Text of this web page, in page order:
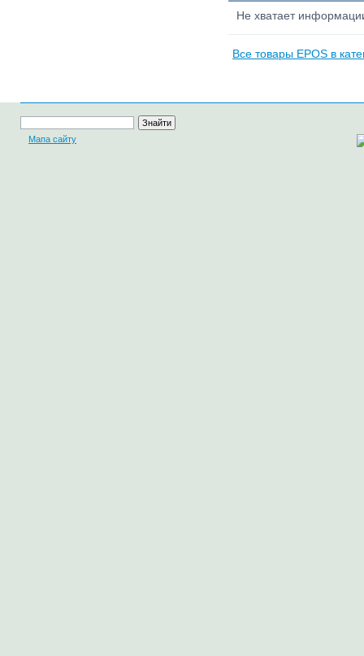
Не хватает
Все товары EPOS в
Мапа сайту